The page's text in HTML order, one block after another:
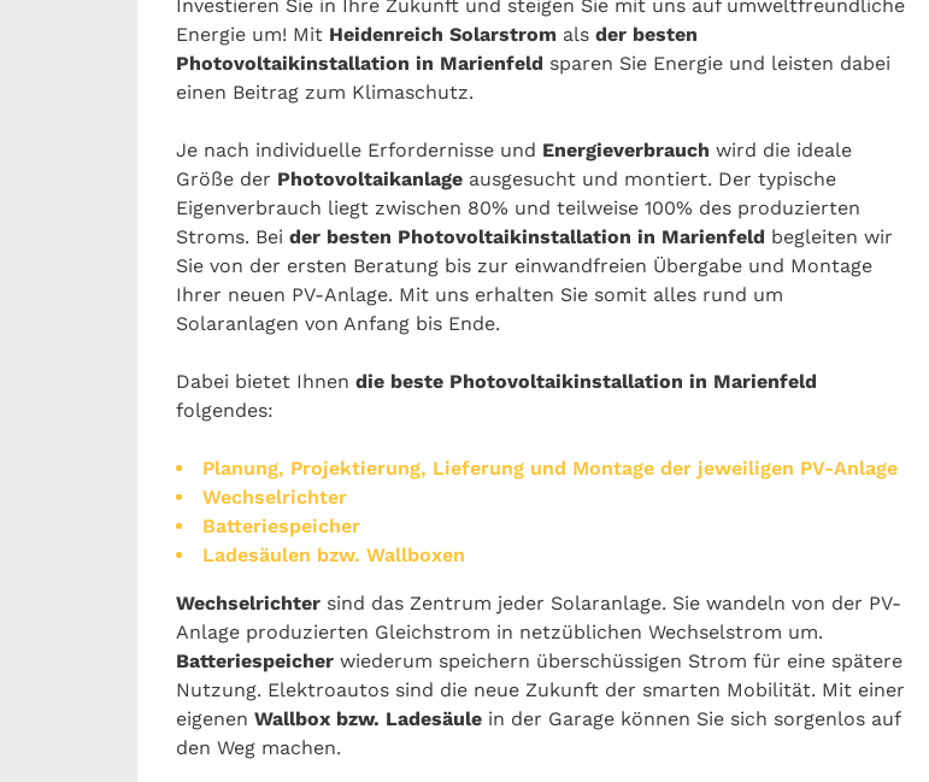
Investieren Sie in Ihre Zukunft und steigen Sie mit uns auf umweltfreundliche
Energie um! Mit Heidenreich Solarstrom als der besten
Photovoltaikinstallation in Marienfeld sparen Sie Energie und leisten dabei
einen Beitrag zum Klimaschutz.
Je nach individuelle Erfordernisse und Energieverbrauch wird die ideale
Größe der Photovoltaikanlage ausgesucht und montiert. Der typische
Eigenverbrauch liegt zwischen 80% und teilweise 100% des produzierten
Stroms. Bei der besten Photovoltaikinstallation in Marienfeld begleiten wir
Sie von der ersten Beratung bis zur einwandfreien Übergabe und Montage
Ihrer neuen PV-Anlage. Mit uns erhalten Sie somit alles rund um
Solaranlagen von Anfang bis Ende.
Dabei bietet Ihnen die beste Photovoltaikinstallation in Marienfeld
folgendes:
Planung, Projektierung, Lieferung und Montage der jeweiligen PV-Anlage
Wechselrichter
Batteriespeicher
Ladesäulen bzw. Wallboxen
Wechselrichter sind das Zentrum jeder Solaranlage. Sie wandeln von der PV-
Anlage produzierten Gleichstrom in netzüblichen Wechselstrom um.
Batteriespeicher wiederum speichern überschüssigen Strom für eine spätere
Nutzung. Elektroautos sind die neue Zukunft der smarten Mobilität. Mit einer
eigenen Wallbox bzw. Ladesäule in der Garage können Sie sich sorgenlos auf
den Weg machen.